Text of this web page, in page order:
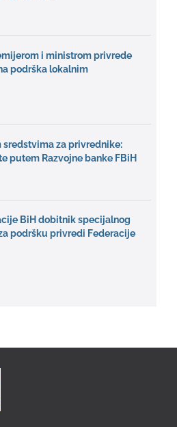
i ministrom privrede
podrška lokalnim
za privrednike:
putem Razvojne banke FBiH
BiH dobitnik specijalnog
podršku privredi Federacije